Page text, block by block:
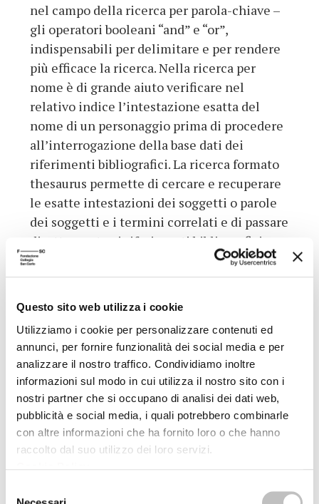
Questo sito web utilizza i cookie
Utilizziamo i cookie per personalizzare contenuti ed
annunci, per fornire funzionalità dei social media e per
analizzare il nostro traffico. Condividiamo inoltre
informazioni sul modo in cui utilizza il nostro sito con i
nostri partner che si occupano di analisi dei dati web,
pubblicità e social media, i quali potrebbero combinarle
con altre informazioni che ha fornito loro o che hanno
raccolto dal suo utilizzo dei loro servizi.
nel campo della ricerca per parola-chiave –
gli operatori booleani “and” e “or”,
indispensabili per delimitare e per rendere
più efficace la ricerca. Nella ricerca per
nome è di grande aiuto verificare nel
relativo indice l’intestazione esatta del
nome di un personaggio prima di procedere
all’interrogazione della base dati dei
riferimenti bibliografici. La ricerca formato
thesaurus permette di cercare e recuperare
le esatte intestazioni dei soggetti o parole
dei soggetti e i termini correlati e di passare
direttamente ai riferimenti bibliografici
legati alla intestazione di soggetto
prescelta. Il software utilizzato dall’ATLA è
particolarmente evoluto e potente, pur
l’utente. Data la grande autorevolezza
dell’Ente che produce la base dati il
thesaurus dei soggetti e dei nomi personali
(ricco di 20.000 intestazioni accettate) è
anche un fondamentale strumento di lavoro
per bibliotecari e ricercatori di queste
discipline.